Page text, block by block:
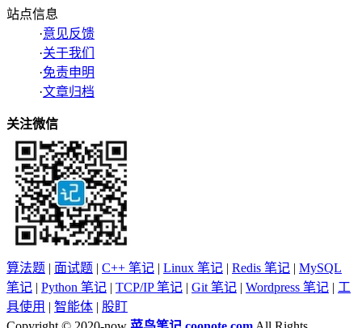
站点信息
·意见反馈
·关于我们
·免责申明
·文章归档
关注微信
算法题 | 面试题 | C++ 笔记 | Linux 笔记 | Redis 笔记 | MySQL
笔记 | Python 笔记 | TCP/IP 笔记 | Git 笔记 | Wordpress 笔记 | 工
具使用 | 智能体 | 股盯